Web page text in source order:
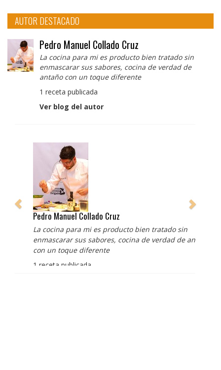
AUTOR DESTACADO
Pedro Manuel Collado Cruz
La cocina para mi es producto bien tratado sin
enmascarar sus sabores, cocina de verdad de
antaño con un toque diferente
1 receta publicada
Ver blog del autor
Pedro Manuel Collado Cruz
La cocina para mi es producto bien tratado sin
enmascarar sus sabores, cocina de verdad de antaño
con un toque diferente
1 receta publicada